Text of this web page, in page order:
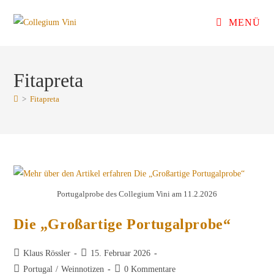
Inhalt
MENÜ
Fitapreta
> Fitapreta
Portugalprobe des Collegium Vini am 11.2.2026
Die „Großartige Portugalprobe“
Beitrags-
Autor:
Klaus Rössler
Beitrag
veröffentlicht:
15. Februar 2026
Beitrags-
Portugal / Weinnotizen
Beitrags-
0 Kommentare